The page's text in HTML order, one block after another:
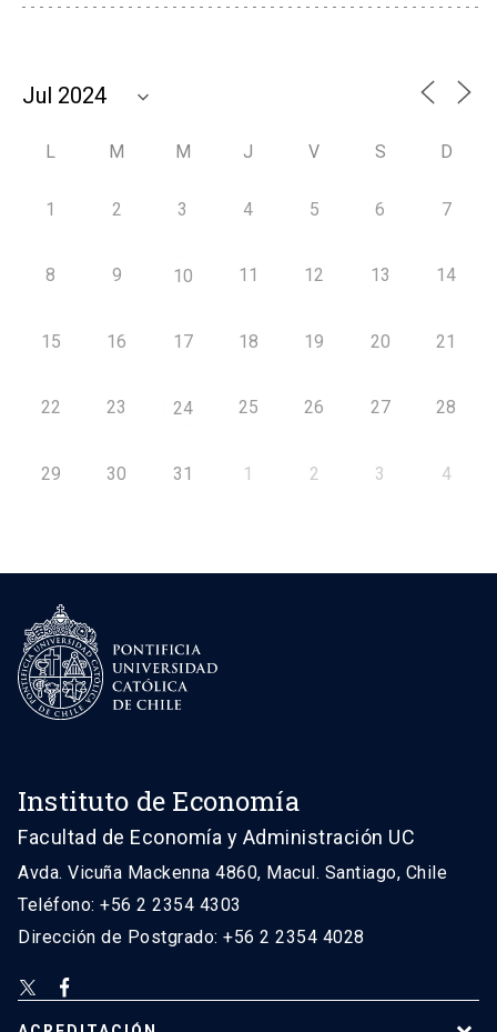
L M M J V S D
1 2 3 4 5 6 7
8 9 10 11 12 13 14
15 16 17 18 19 20 21
22 23 24 25 26 27 28
29 30 31 1 2 3 4
Instituto de Economía
Facultad de Economía y Administración UC
Avda. Vicuña Mackenna 4860, Macul. Santiago, Chile
Teléfono: +56 2 2354 4303
Dirección de Postgrado: +56 2 2354 4028